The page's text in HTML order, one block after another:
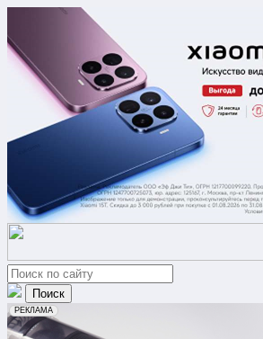
erid: 2VfnxxmNzs5
РЕКЛАМА